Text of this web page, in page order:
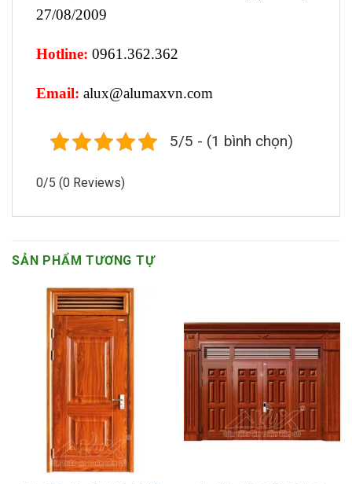
27/08/2009
Hotline: 0961.362.362
Email: alux@alumaxvn.com
5/5 - (1 bình chọn)
0/5 (0 Reviews)
SẢN PHẨM TƯƠNG TỰ